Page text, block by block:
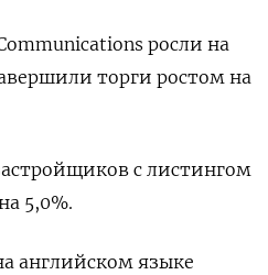
росли на
торги ростом на
с листингом
5,0%.
английском языке